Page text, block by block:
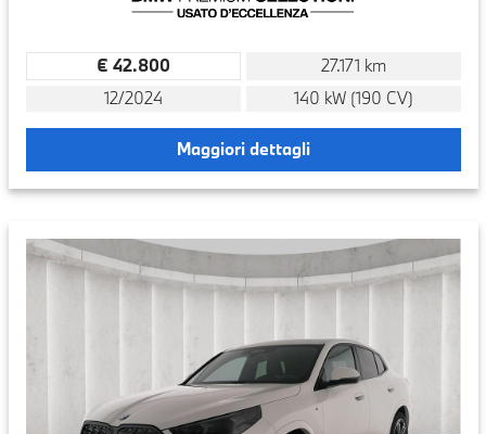
€ 42.800
27.171 km
12/2024
140 kW (190 CV)
Maggiori dettagli